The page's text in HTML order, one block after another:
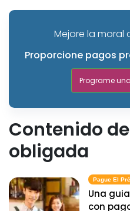
Mejore la moral
Proporcione pagos
Programe
Contenido
obligada
Pague El
Una
con